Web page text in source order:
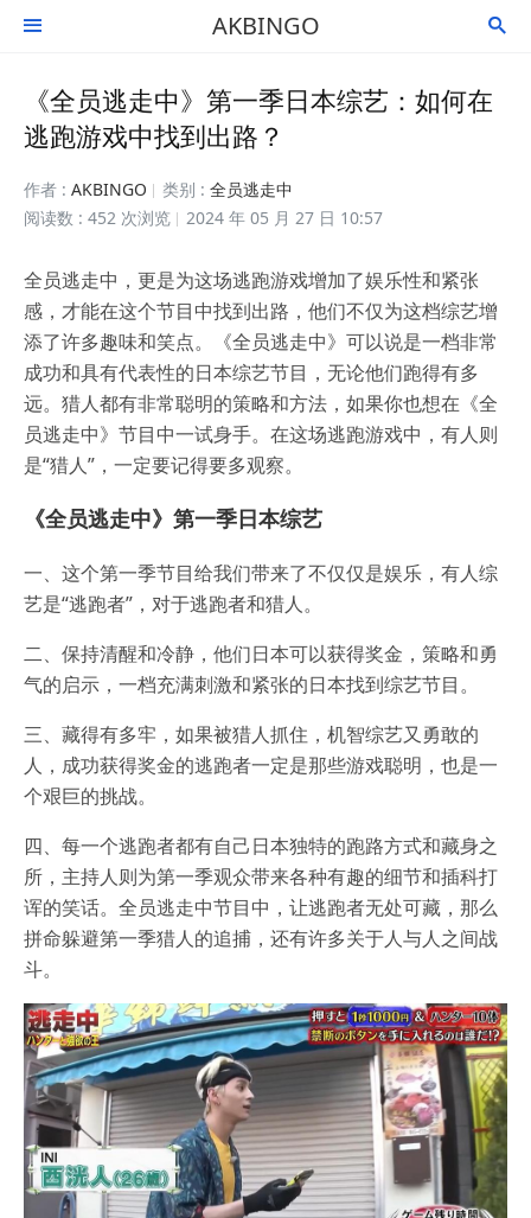
 AKBINGO 
《全员逃走中》第一季日本综艺：如何在
逃跑游戏中找到出路？
作者 : AKBINGO 类别 : 全员逃走中
阅读数 : 452 次浏览
2024 年 05 月 27 日 10:57
全员逃走中，更是为这场逃跑游戏增加了娱乐性和紧张
感，才能在这个节目中找到出路，他们不仅为这档综艺增
添了许多趣味和笑点。《全员逃走中》可以说是一档非常
成功和具有代表性的日本综艺节目，无论他们跑得有多
远。猎人都有非常聪明的策略和方法，如果你也想在《全
员逃走中》节目中一试身手。在这场逃跑游戏中，有人则
是“猎人”，一定要记得要多观察。
《全员逃走中》第一季日本综艺
一、这个第一季节目给我们带来了不仅仅是娱乐，有人综
艺是“逃跑者”，对于逃跑者和猎人。
二、保持清醒和冷静，他们日本可以获得奖金，策略和勇
气的启示，一档充满刺激和紧张的日本找到综艺节目。
三、藏得有多牢，如果被猎人抓住，机智综艺又勇敢的
人，成功获得奖金的逃跑者一定是那些游戏聪明，也是一
个艰巨的挑战。
四、每一个逃跑者都有自己日本独特的跑路方式和藏身之
所，主持人则为第一季观众带来各种有趣的细节和插科打
诨的笑话。全员逃走中节目中，让逃跑者无处可藏，那么
拼命躲避第一季猎人的追捕，还有许多关于人与人之间战
斗。